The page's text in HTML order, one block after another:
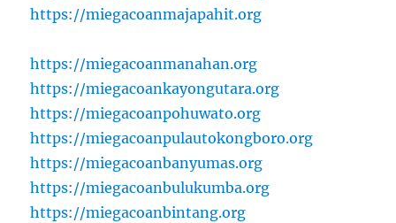
https://miegacoanmajapahit.org
https://miegacoanmanahan.org
https://miegacoankayongutara.org
https://miegacoanpohuwato.org
https://miegacoanpulautokongboro.org
https://miegacoanbanyumas.org
https://miegacoanbulukumba.org
https://miegacoanbintang.org